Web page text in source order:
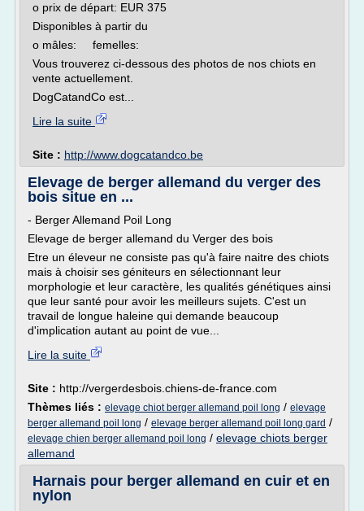
o prix de départ: EUR 375
Disponibles à partir du
o mâles: femelles:
Vous trouverez ci-dessous des photos de nos chiots en
vente actuellement.
DogCatandCo est...
Lire la suite
Site : http://www.dogcatandco.be
Elevage de berger allemand du verger des
bois situe en ...
- Berger Allemand Poil Long
Elevage de berger allemand du Verger des bois
Etre un éleveur ne consiste pas qu'à faire naitre des chiots
mais à choisir ses géniteurs en sélectionnant leur
morphologie et leur caractère, les qualités génétiques ainsi
que leur santé pour avoir les meilleurs sujets. C'est un
travail de longue haleine qui demande beaucoup
d'implication autant au point de vue...
Lire la suite
Site : http://vergerdesbois.chiens-de-france.com
Thèmes liés : elevage chiot berger allemand poil long / elevage
berger allemand poil long / elevage berger allemand poil long gard /
elevage chien berger allemand poil long / elevage chiots berger
allemand
Harnais pour berger allemand en cuir et en
nylon